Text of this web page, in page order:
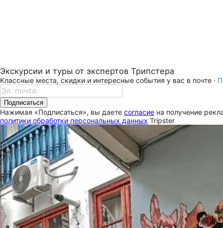
Экскурсии и туры от экспертов Трипстера
Классные места, скидки и интересные события у вас в почте ·
Подписаться
Нажимая «Подписаться», вы даете согласие на получение
политики обработки персональных данных Tripster